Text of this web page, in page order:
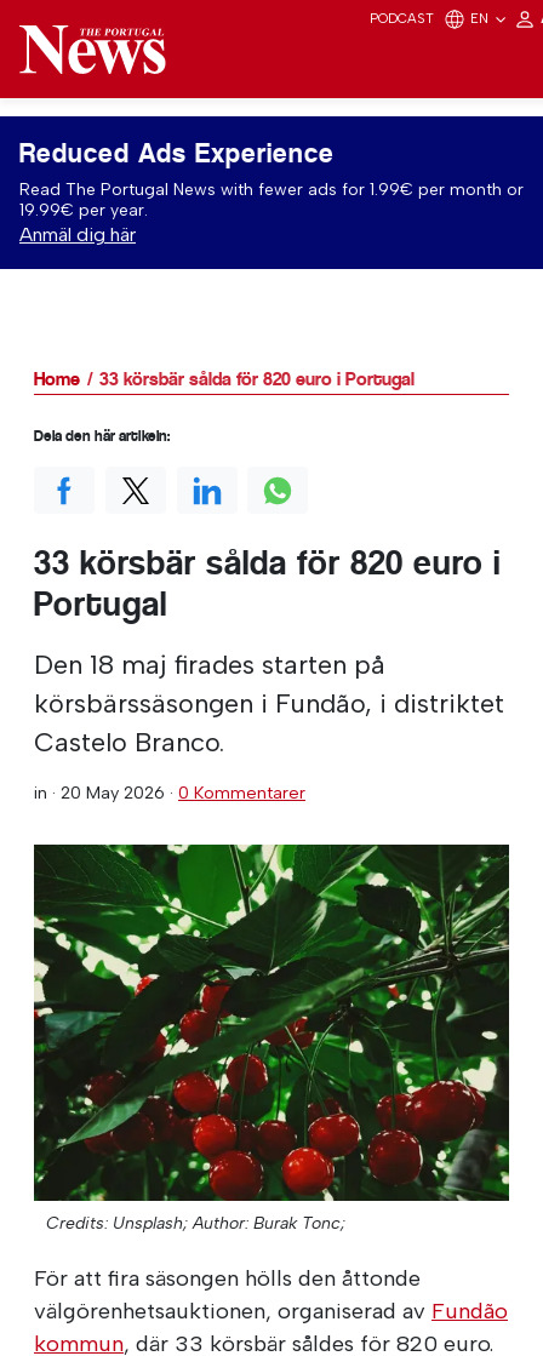
PODCAST EN
Reduced Ads Experience
Read The Portugal News with fewer ads for 1.99€ per month or
19.99€ per year.
Anmäl dig här
Home 33 körsbär sålda för 820 euro i Portugal
33 körsbär sålda för 820 euro i
Portugal
Den 18 maj firades starten på
körsbärssäsongen i Fundão, i distriktet
Castelo Branco.
in · 20 May 2026 · 0 Kommentarer
Credits: Unsplash; Author: Burak Tonc;
För att fira säsongen hölls den åttonde
välgörenhetsauktionen, organiserad av Fundão
kommun, där 33 körsbär såldes för 820 euro.
Dela den här artikeln: